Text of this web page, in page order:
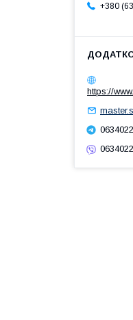
+380
https://